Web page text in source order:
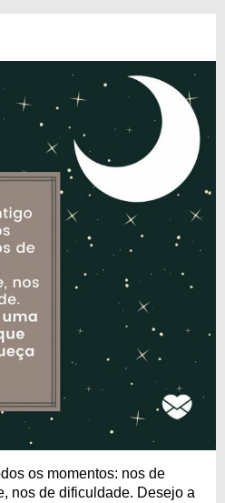
os momentos: nos de
nos de dificuldade. Desejo a